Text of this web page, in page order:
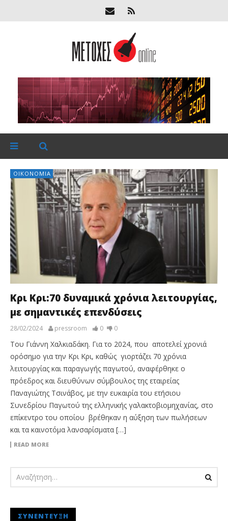
ΟΙΚΟΝΟΜΊΑ
Κρι Κρι:70 δυναμικά χρόνια λειτουργίας,
με σημαντικές επενδύσεις
28/02/2024 pressroom 0 0
Του Γιάννη Χαλκιαδάκη. Για το 2024, που αποτελεί χρονιά
ορόσημο για την Κρι Κρι, καθώς γιορτάζει 70 χρόνια
λειτουργίας και παραγωγής παγωτού, αναφέρθηκε ο
πρόεδρος και διευθύνων σύμβουλος της εταιρείας
Παναγιώτης Τσινάβος, με την ευκαιρία του ετήσιου
Συνεδρίου Παγωτού της ελληνικής γαλακτοβιομηχανίας, στο
επίκεντρο του οποίου βρέθηκαν η αύξηση των πωλήσεων
και τα καινοτόμα λανσαρίσματα […]
READ MORE
ΣΥΝΈΝΤΕΥΞΗ